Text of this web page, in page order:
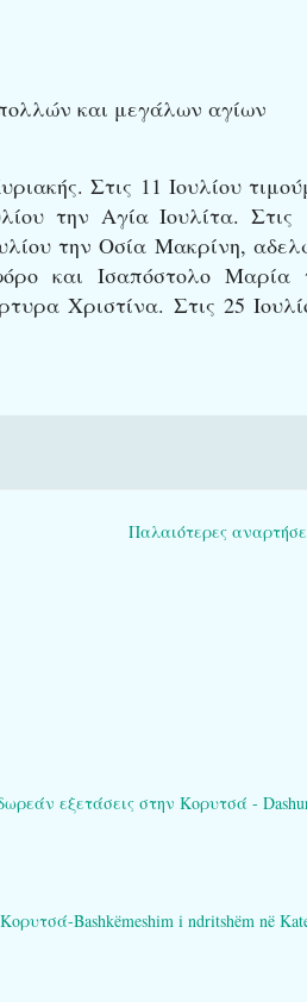
και μεγάλων αγίων
Στις 11 Ιουλίου
την Αγία Ιουλίτα. Στις
την Οσία Μακρίνη,
και Ισαπόστολο Μαρία
Χριστίνα. Στις 25
Παλαιότερες
εξετάσεις στην Κορυτσά -
Bashkëmeshim i ndritshëm në